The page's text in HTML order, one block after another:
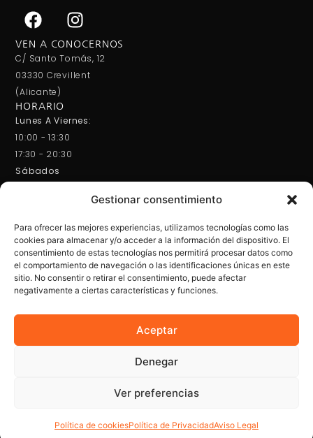
Gestionar consentimiento
Para ofrecer las mejores experiencias, utilizamos tecnologías como las
cookies para almacenar y/o acceder a la información del dispositivo. El
consentimiento de estas tecnologías nos permitirá procesar datos como
el comportamiento de navegación o las identificaciones únicas en este
sitio. No consentir o retirar el consentimiento, puede afectar
negativamente a ciertas características y funciones.
Aceptar
Denegar
Ver preferencias
Política de cookiesPolítica de PrivacidadAviso Legal
VEN A CONOCERNOS
C/ Santo Tomás, 12
03330 Crevillent
(Alicante)
HORARIO
Lunes A Viernes:
10:00 - 13:30
17:30 - 20:30
Sábados
cuidar de tus ojos! Suscríbete y recibe nuestras novedades
directamente en tu correo.
SUSCRIBIRSE